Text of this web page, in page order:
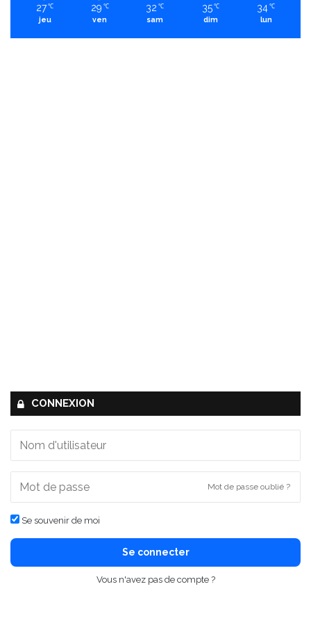
27 ℃
jeu
29 ℃
ven
32 ℃
sam
35 ℃
dim
34 ℃
lun
CONNEXION
Mot de passe oublié ?
Se souvenir de moi
Se connecter
Vous n'avez pas de compte ?